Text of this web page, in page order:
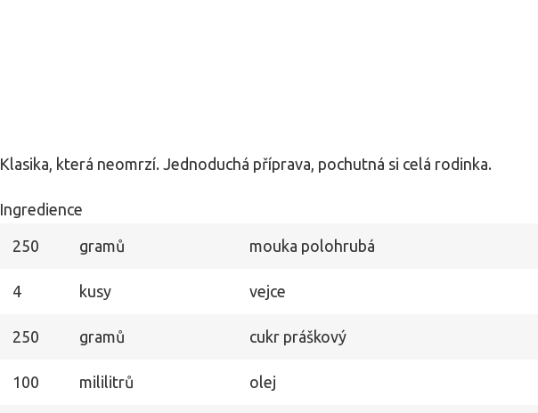
Klasika, která neomrzí. Jednoduchá příprava, pochutná si celá rodinka.
Ingredience
250 gramů mouka polohrubá
4 kusy vejce
250 gramů cukr práškový
100 mililitrů olej